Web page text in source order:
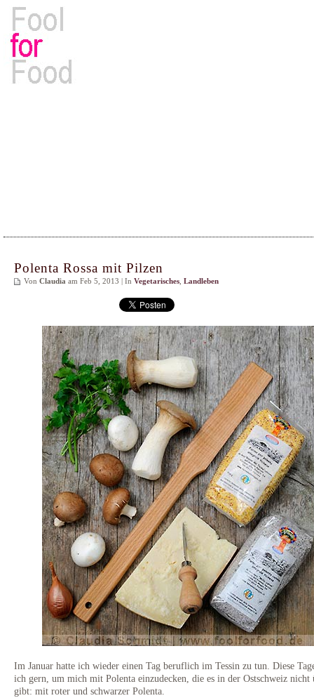
Polenta Rossa mit Pilzen
Von Claudia am Feb 5, 2013 | In Vegetarisches Landleben
Im Januar hatte ich wieder einen Tag beruflich im Tessin zu tun. Diese
ich gern, um mich mit Polenta einzudecken, die es in der Ostschweiz nicht
gibt: mit roter und schwarzer Polenta.